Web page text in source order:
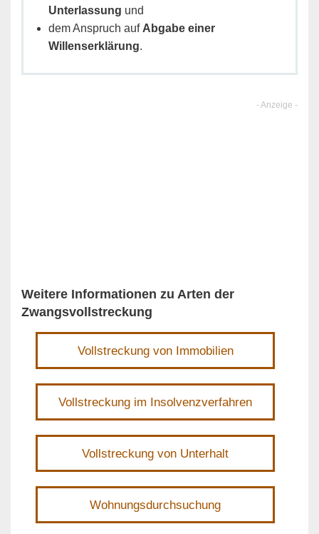
Unterlassung und
dem Anspruch auf Abgabe einer
Willenserklärung.
Weitere Informationen zu Arten der
Zwangsvollstreckung
Vollstreckung von Immobilien
Vollstreckung im Insolvenzverfahren
Vollstreckung von Unterhalt
Wohnungsdurchsuchung